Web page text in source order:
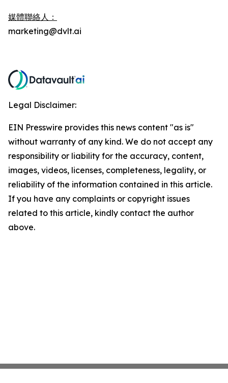
媒體聯絡人：
marketing@dvlt.ai
Legal Disclaimer:
EIN Presswire provides this news content "as is"
without warranty of any kind. We do not accept any
responsibility or liability for the accuracy, content,
images, videos, licenses, completeness, legality, or
reliability of the information contained in this article.
If you have any complaints or copyright issues
related to this article, kindly contact the author
above.